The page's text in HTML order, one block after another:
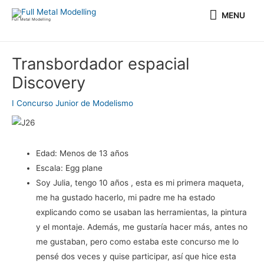
Full Metal Modelling MENU
MENU
Transbordador espacial
Discovery
I Concurso Junior de Modelismo
Edad: Menos de 13 años
Escala: Egg plane
Soy Julia, tengo 10 años , esta es mi primera maqueta,
me ha gustado hacerlo, mi padre me ha estado
explicando como se usaban las herramientas, la pintura
y el montaje. Además, me gustaría hacer más, antes no
me gustaban, pero como estaba este concurso me lo
pensé dos veces y quise participar, así que hice esta
entradas